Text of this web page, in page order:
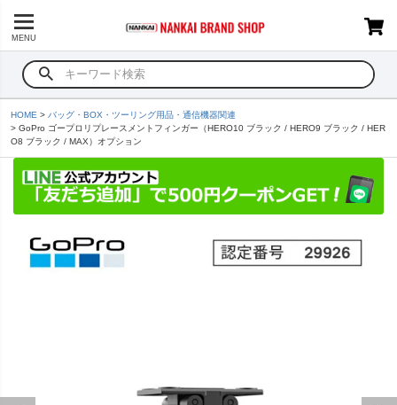
MENU
HOME
バッグ・BOX・ツーリング用品・通信機器関連
GoPro ゴープロリプレースメントフィンガー（HERO10 ブラック / HERO9 ブラック / HER
O8 ブラック / MAX）オプション